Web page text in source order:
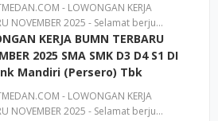
- LOWONGAN KERJA
NOVEMBER 2025 - Selamat berju…
KERJA BUMN TERBARU
2025 SMA SMK D3 D4 S1 DI
Mandiri (Persero) Tbk
- LOWONGAN KERJA
NOVEMBER 2025 - Selamat berju…